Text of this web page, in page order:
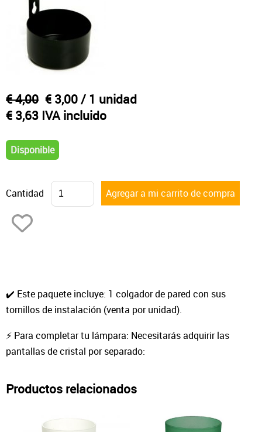
€ 4,00 € 3,00/ 1 unidad
€ 3,63 IVA incluido
Disponible
Cantidad
✔️ Este paquete incluye: 1 colgador de pared con sus
tornillos de instalación (venta por unidad).
⚡ Para completar tu lámpara: Necesitarás adquirir las
pantallas de cristal por separado:
Productos relacionados